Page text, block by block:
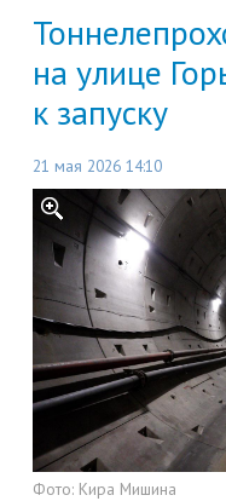
на улице
к запуску
21 мая 2026 14:10
Фото: Кира Мишина